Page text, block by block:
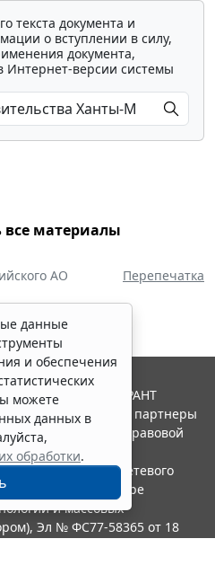
текста документа и
о вступлении в силу,
документа,
Интернет-версии системы
все материалы
АО
Перепечатка
данные
и обеспечения
можете
данных в
обработки.
2026. Система ГАРАНТ
"Гарант" и ее партнеры
ассоциации правовой
в качестве сетевого
по надзору в сфере
и массовых
Эл № ФС77-58365 от 18